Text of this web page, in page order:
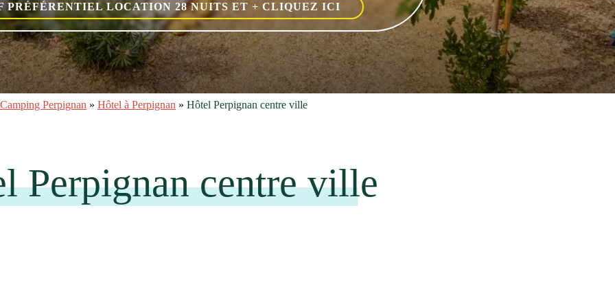
PRÉFÉRENTIEL LOCATION 28 NUITS ET + CLIQUEZ ICI
Camping Perpignan » Hôtel à Perpignan » Hôtel Perpignan centre ville
Perpignan centre ville